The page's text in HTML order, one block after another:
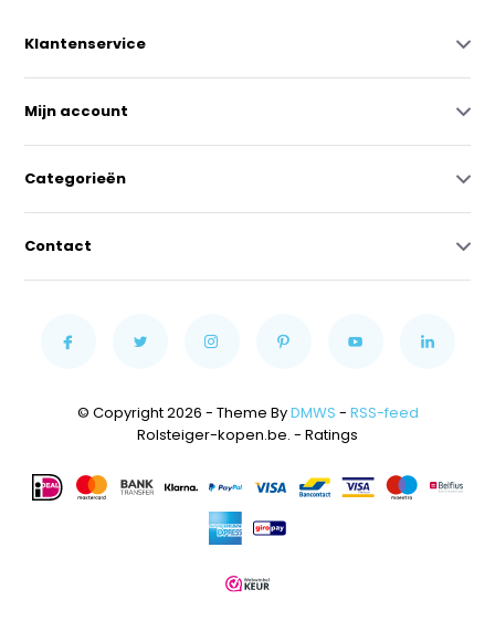
Klantenservice
Mijn account
Categorieën
Contact
© Copyright 2026 - Theme ByDMWS - RSS-feed
Rolsteiger-kopen.be. - Ratings